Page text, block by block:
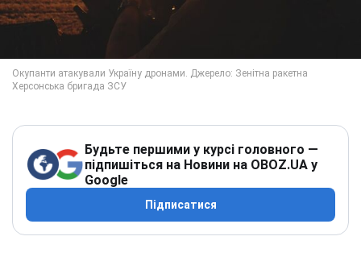
Будьте першими у курсі головного —
підпишіться на Новини на OBOZ.UA у
Google
Підписатися